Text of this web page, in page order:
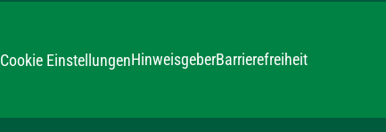
Cookie EinstellungenHinweisgeberBarrierefreiheit